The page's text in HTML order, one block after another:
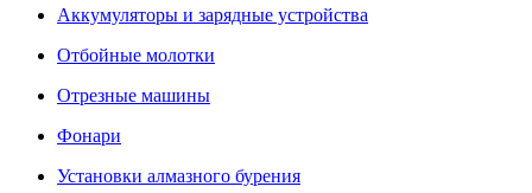
Аккумуляторы и зарядные устройства
Отбойные молотки
Отрезные машины
Фонари
Установки алмазного бурения